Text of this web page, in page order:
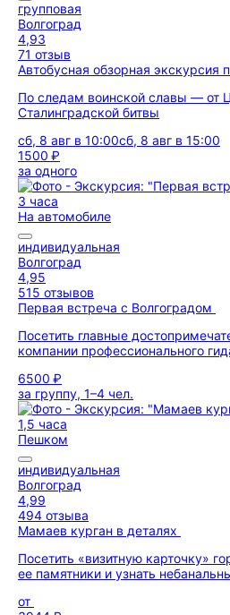
групповая
Волгоград
4,93
71 отзыв
Автобусная обзорная экскурсия
По следам воинской славы — от
Сталинградской битвы
сб, 8 авг в 10:00сб, 8 авг в 15:00
1500 ₽
за одного
3 часа
На автомобиле
индивидуальная
Волгоград
4,95
515 отзывов
Первая встреча с Волгоградом
Посетить главные
компании профессионального
6500 ₽
за группу, 1–4 чел.
1,5 часа
Пешком
индивидуальная
Волгоград
4,99
494 отзыва
Мамаев курган в деталях
Посетить «визитную карточку»
ее памятники и узнать
от